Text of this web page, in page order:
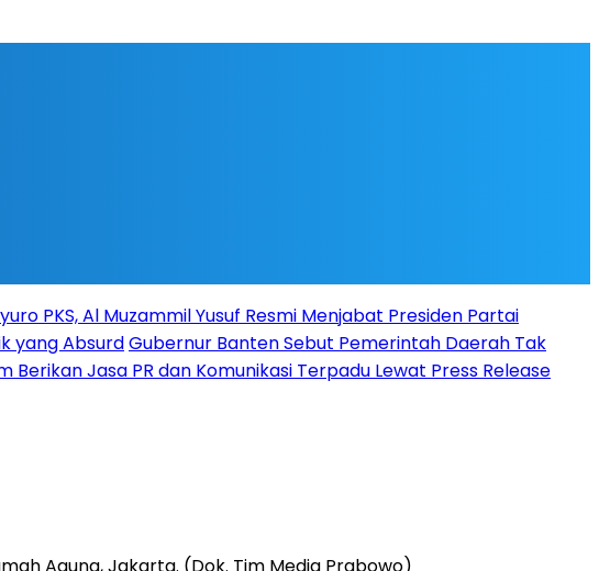
PKS, Al Muzammil Yusuf Resmi Menjabat Presiden Partai
yang AbsurdGubernur Banten Sebut Pemerintah Daerah Tak
Berikan Jasa PR dan Komunikasi Terpadu Lewat Press Release